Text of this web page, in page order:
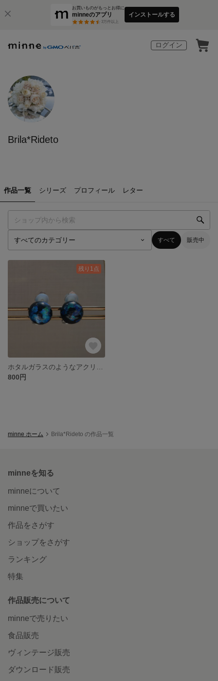
お買いものがもっとお得に
minneのアプリ
3万件以上
インストールする
ログイン
Brila*Rideto
作品一覧 シリーズ プロフィール レター
すべて 販売中
残り1点
800円
minne ホーム Brila*Rideto の作品一覧
minneを知る
minneについて
minneで買いたい
作品をさがす
ショップをさがす
ランキング
特集
作品販売について
minneで売りたい
食品販売
ヴィンテージ販売
ダウンロード販売